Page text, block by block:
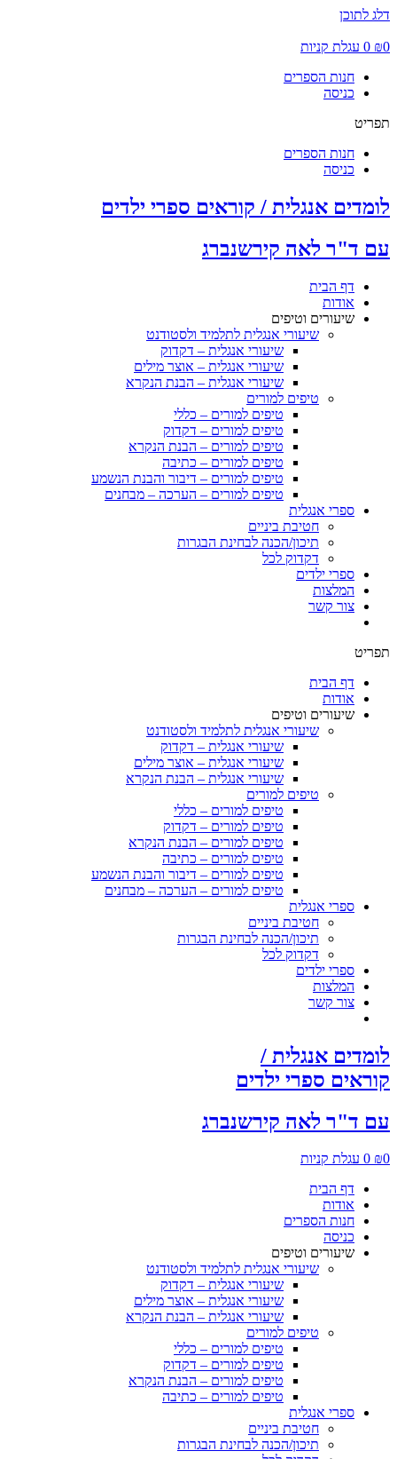
דלג לתוכן
₪0
0 עגלת קניות
חנות הספרים
כניסה
תפריט
חנות הספרים
כניסה
לומדים אנגלית / קוראים ספרי ילדים
עם ד"ר לאה קירשנברג
דף הבית
אודות
שיעורים וטיפים
שיעורי אנגלית לתלמיד ולסטודנט
שיעורי אנגלית – דקדוק
שיעורי אנגלית – אוצר מילים
שיעורי אנגלית – הבנת הנקרא
טיפים למורים
טיפים למורים – כללי
טיפים למורים – דקדוק
טיפים למורים – הבנת הנקרא
טיפים למורים – כתיבה
טיפים למורים – דיבור והבנת הנשמע
טיפים למורים – הערכה – מבחנים
ספרי אנגלית
חטיבת ביניים
תיכון/הכנה לבחינת הבגרות
דקדוק לכל
ספרי ילדים
המלצות
צור קשר
תפריט
דף הבית
אודות
שיעורים וטיפים
שיעורי אנגלית לתלמיד ולסטודנט
שיעורי אנגלית – דקדוק
שיעורי אנגלית – אוצר מילים
שיעורי אנגלית – הבנת הנקרא
טיפים למורים
טיפים למורים – כללי
טיפים למורים – דקדוק
טיפים למורים – הבנת הנקרא
טיפים למורים – כתיבה
טיפים למורים – דיבור והבנת הנשמע
טיפים למורים – הערכה – מבחנים
ספרי אנגלית
חטיבת ביניים
תיכון/הכנה לבחינת הבגרות
דקדוק לכל
ספרי ילדים
המלצות
צור קשר
לומדים אנגלית /
קוראים ספרי ילדים
עם ד"ר לאה קירשנברג
₪0
0 עגלת קניות
דף הבית
אודות
חנות הספרים
כניסה
שיעורים וטיפים
שיעורי אנגלית לתלמיד ולסטודנט
שיעורי אנגלית – דקדוק
שיעורי אנגלית – אוצר מילים
שיעורי אנגלית – הבנת הנקרא
טיפים למורים
טיפים למורים – כללי
טיפים למורים – דקדוק
טיפים למורים – הבנת הנקרא
טיפים למורים – כתיבה
ספרי אנגלית
חטיבת ביניים
תיכון/הכנה לבחינת הבגרות